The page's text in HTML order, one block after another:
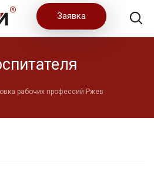
Заявка
рабочих профессий Ржев